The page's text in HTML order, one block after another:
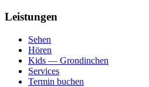
Leistungen
Sehen
Hören
Kids — Grondinchen
Services
Termin buchen